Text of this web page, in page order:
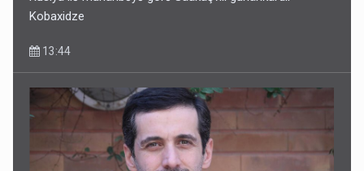
Kobaxidze
13:44